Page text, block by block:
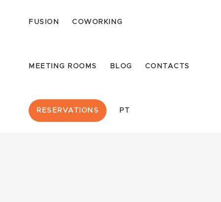
FUSION COWORKING
MEETING ROOMS BLOG CONTACTS
RESERVATIONS PT